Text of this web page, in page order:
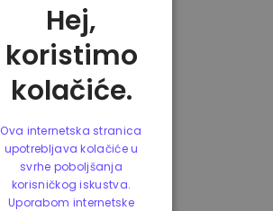
Hej,
koristimo
kolačiće.
Ova internetska stranica
upotrebljava kolačiće u
svrhe poboljšanja
korisničkog iskustva.
Uporabom internetske